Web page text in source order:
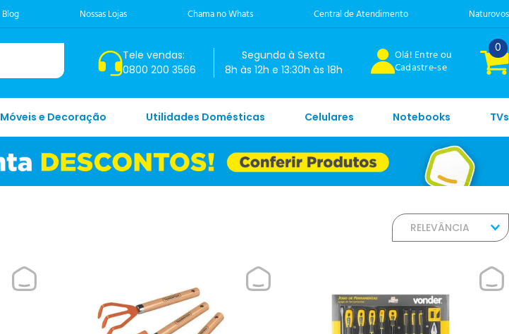
Blog Nossas Lojas Chama no Whats Central de Atendimento Naturovos
Tele vendas:
0800 200 3566
Segunda à Sexta
8h às 12h e 13:30h às 18h
Olá! Entre ou
Cadastre-se
0
Móveis e Decoração Utilidades Domésticas Celulares Notebooks TVs
RELEVÂNCIA